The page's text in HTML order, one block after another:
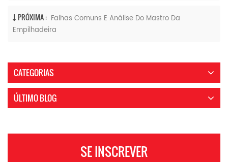
PRÓXIMA : Falhas Comuns E Análise Do Mastro Da
Empilhadeira
CATEGORIAS
ÚLTIMO BLOG
SE INSCREVER